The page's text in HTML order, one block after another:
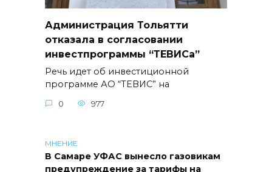
Администрация Тольятти
отказала в согласовании
инвестпрограммы “ТЕВИСа”
Речь идет об инвестиционной
программе АО “ТЕВИС” на
0 977
МНЕНИЕ
В Самаре УФАС вынесло газовикам
предупреждение за тарифы на